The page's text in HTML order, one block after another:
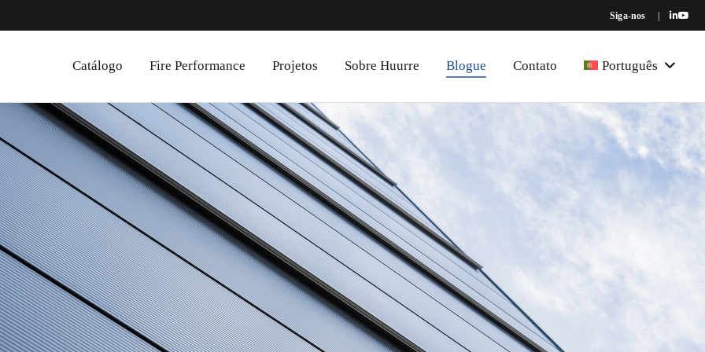
Siga-nos |
Catálogo Fire Performance Projetos Sobre Huurre Blogue Contato Português